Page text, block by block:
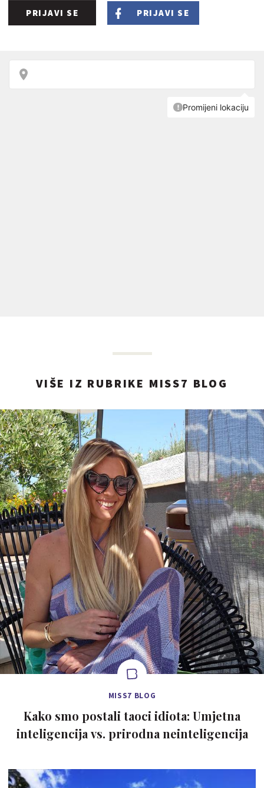
PRIJAVI SE PRIJAVI SE
VIŠE IZ RUBRIKE MISS7 BLOG
MISS7 BLOG
Kako smo postali taoci idiota: Umjetna
inteligencija vs. prirodna neinteligencija